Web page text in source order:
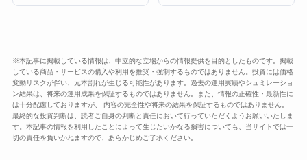
※本記事に掲載している情報は、中立的な立場からの情報提供を目的としたものです。掲載
している商品・サービスの購入や利用を推奨・強制するものではありません。投資には価格
変動リスクが伴い、元本割れが生じる可能性があります。過去の運用実績やシュミレーショ
ン結果は、将来の運用成果を保証するものではありません。また、情報の正確性・最新性に
は十分配慮しておりますが、 内容の完全性や将来の結果を保証するものではありません。
最終的な投資判断は、読者ご自身の判断と責任において行っていただくようお願いいたしま
す。本記事の情報を利用したことによって生じたいかなる損害についても、当サイトでは一
切の責任を負いかねますので、あらかじめご了承ください。